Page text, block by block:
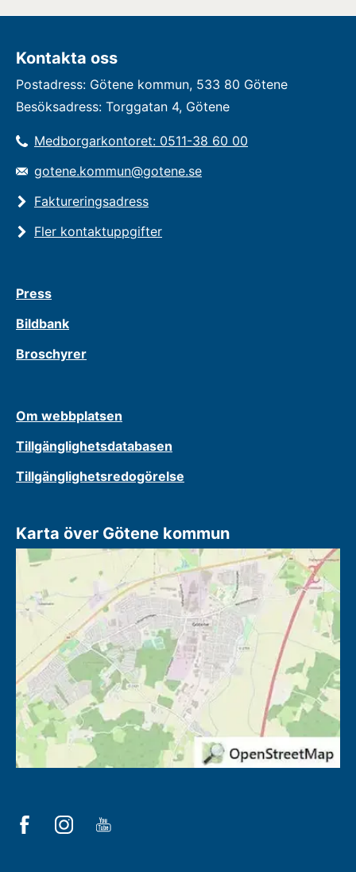
Kontakta oss
Postadress: Götene kommun, 533 80 Götene
Besöksadress: Torggatan 4, Götene
Medborgarkontoret: 0511-38 60 00
gotene.kommun@gotene.se
Faktureringsadress
Fler kontaktuppgifter
Press
Bildbank
Broschyrer
Om webbplatsen
Tillgänglighetsdatabasen
Tillgänglighetsredogörelse
Karta över Götene kommun